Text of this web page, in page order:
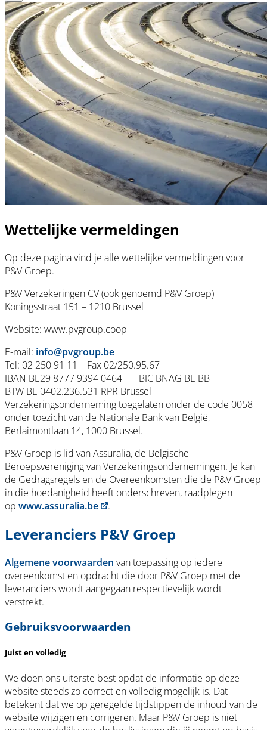
Wettelijke vermeldingen
Op deze pagina vind je alle wettelijke vermeldingen voor
P&V Groep.
P&V Verzekeringen CV (ook genoemd P&V Groep)
Koningsstraat 151 – 1210 Brussel
Website: www.pvgroup.coop
E-mail: info@pvgroup.be
Tel: 02 250 91 11 – Fax 02/250.95.67
IBAN BE29 8777 9394 0464 BIC BNAG BE BB
BTW BE 0402.236.531 RPR Brussel
Verzekeringsonderneming toegelaten onder de code 0058
onder toezicht van de Nationale Bank van België,
Berlaimontlaan 14, 1000 Brussel.
P&V Groep is lid van Assuralia, de Belgische
Beroepsvereniging van Verzekeringsondernemingen. Je kan
de Gedragsregels en de Overeenkomsten die de P&V Groep
in die hoedanigheid heeft onderschreven, raadplegen
op www.assuralia.be .
Leveranciers P&V Groep
Algemene voorwaarden van toepassing op iedere
overeenkomst en opdracht die door P&V Groep met de
leveranciers wordt aangegaan respectievelijk wordt
verstrekt.
Gebruiksvoorwaarden
Juist en volledig
We doen ons uiterste best opdat de informatie op deze
website steeds zo correct en volledig mogelijk is. Dat
betekent dat we op geregelde tijdstippen de inhoud van de
website wijzigen en corrigeren. Maar P&V Groep is niet